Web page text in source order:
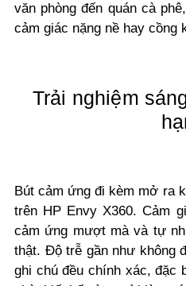
văn phòng đến quán cà
cảm giác nặng nề hay cồng
Trải nghiệm
Bút cảm ứng đi kèm mở ra
trên HP Envy X360. Cảm
cảm ứng mượt mà và tự
thật. Độ trễ gần như không
ghi chú đều chính xác, đặc